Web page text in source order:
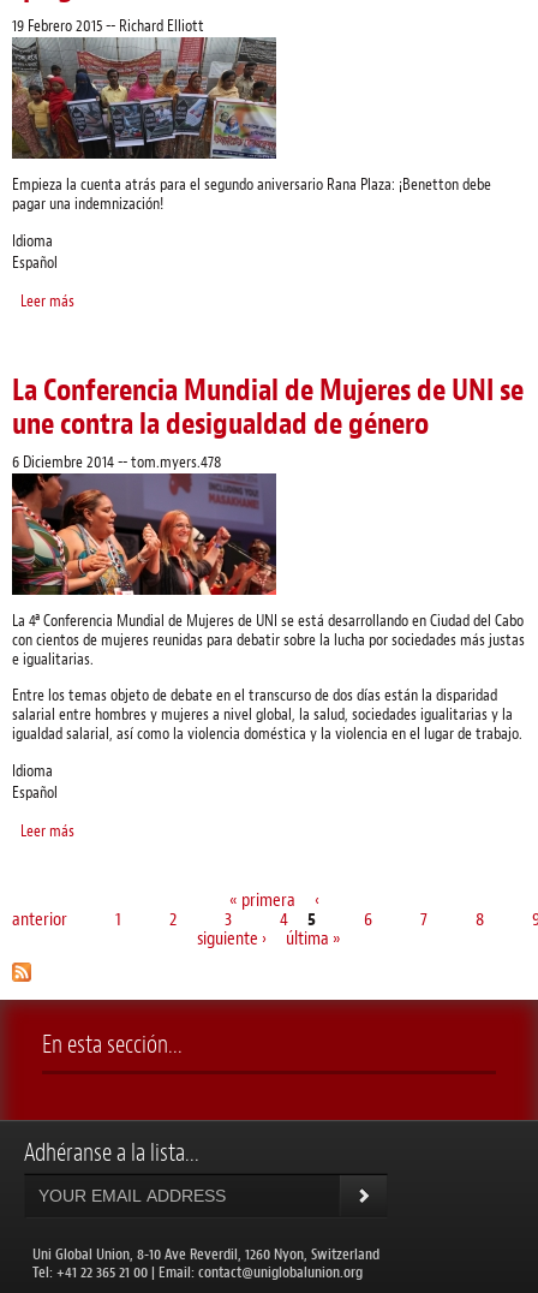
19 Febrero 2015 -- Richard Elliott
Empieza la cuenta atrás para el segundo aniversario Rana Plaza: ¡Benetton debe
pagar una indemnización!
Idioma
Español
Leer más
La Conferencia Mundial de Mujeres de UNI se
une contra la desigualdad de género
6 Diciembre 2014 -- tom.myers.478
La 4ª Conferencia Mundial de Mujeres de UNI se está desarrollando en Ciudad del Cabo
con cientos de mujeres reunidas para debatir sobre la lucha por sociedades más justas
e igualitarias.
Entre los temas objeto de debate en el transcurso de dos días están la disparidad
salarial entre hombres y mujeres a nivel global, la salud, sociedades igualitarias y la
igualdad salarial, así como la violencia doméstica y la violencia en el lugar de trabajo.
Idioma
Español
Leer más
Páginas « primera
‹
anterior
1 2 3 4 5 6 7 8
siguiente ›
última »
Adhéranse a la lista...
Uni Global Union, 8-10 Ave Reverdil, 1260 Nyon, Switzerland
​Tel: +41 22 365 21 00 | Email: contact@uniglobalunion.org
En esta sección...